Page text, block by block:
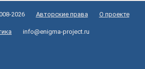
2026 Авторские права О проекте
info@enigma-project.ru